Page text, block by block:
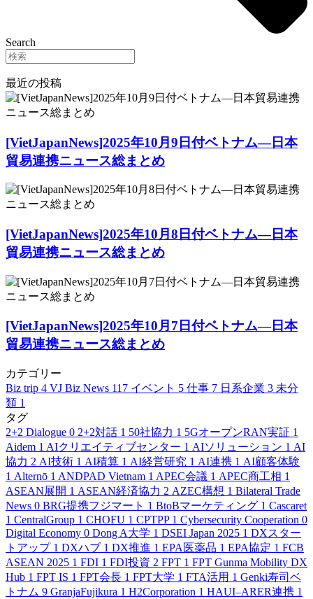
Search
最近の投稿
[VietJapanNews]2025年10月9日付ベトナム―日本
貿易連携ニュース総まとめ
[VietJapanNews]2025年10月8日付ベトナム―日本
貿易連携ニュース総まとめ
[VietJapanNews]2025年10月7日付ベトナム―日本
貿易連携ニュース総まとめ
カテゴリー
Biz trip 4 VJ Biz News 117 イベント 5 仕事 7 日系企業 3 未分
類 1
タグ
2+2 Dialogue 0 2+2対話 1 50社協力 1 5GオープンRAN実証 1
Aidem 1 AIクリエイティブセンター 1 AIソリューション 1 AI
協力 2 AI技術 1 AI積算 1 AI経営研究 1 AI連携 1 AI顧客体験
1 Alternō 1 ANDPAD Vietnam 1 APEC会議 1 APEC商工相 1
ASEAN展開 1 ASEAN経済協力 2 AZEC構想 1 Bilateral Trade
News 0 BRG提携フジマート 1 BtoBマーケティング 1 Cascaret
1 CentralGroup 1 CHOFU 1 CPTPP 1 Cybersecurity Cooperation 0
Digital Economy 0 Dong A大学 1 DSEI Japan 2025 1 DXスター
トアップ 1 DXハブ 1 DX推進 1 EPA医薬品 1 EPA協定 1 FCB
ASEAN 2025 1 FDI 1 FDI投資 2 FPT 1 FPT Gunma Mobility DX
Hub 1 FPT IS 1 FPT会長 1 FPT大学 1 FTA活用 1 Genki寿司ベ
トナム 9 GranjaFujikura 1 H2Corporation 1 HAUI–ARER連携 1